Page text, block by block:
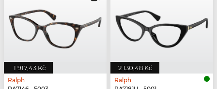
1 917,43 Kč
Ralph
2 130,48 Kč
Ralph